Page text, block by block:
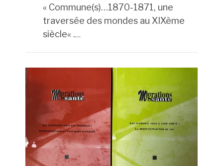
« Commune(s)…1870-1871, une
traversée des mondes au XIXème
siècle« .…